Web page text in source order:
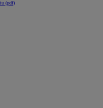
(pdf)